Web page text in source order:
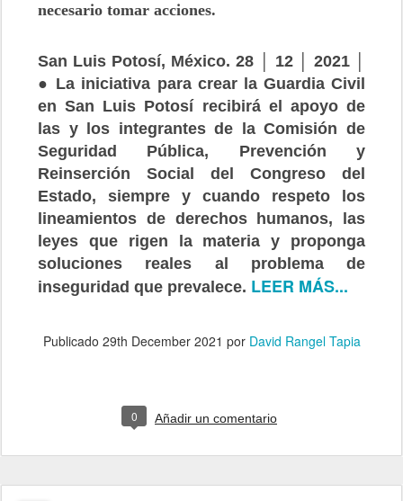
necesario tomar acciones.
San Luis Potosí, México. 28 │ 12 │ 2021 │
● La iniciativa para crear la Guardia Civil
en San Luis Potosí recibirá el apoyo de
las y los integrantes de la Comisión de
Seguridad Pública, Prevención y
Reinserción Social del Congreso del
Estado, siempre y cuando respeto los
lineamientos de derechos humanos, las
leyes que rigen la materia y proponga
soluciones reales al problema de
inseguridad que prevalece. LEER MÁS...
Publicado 29th December 2021 por David Rangel Tapia
0 Añadir un comentario